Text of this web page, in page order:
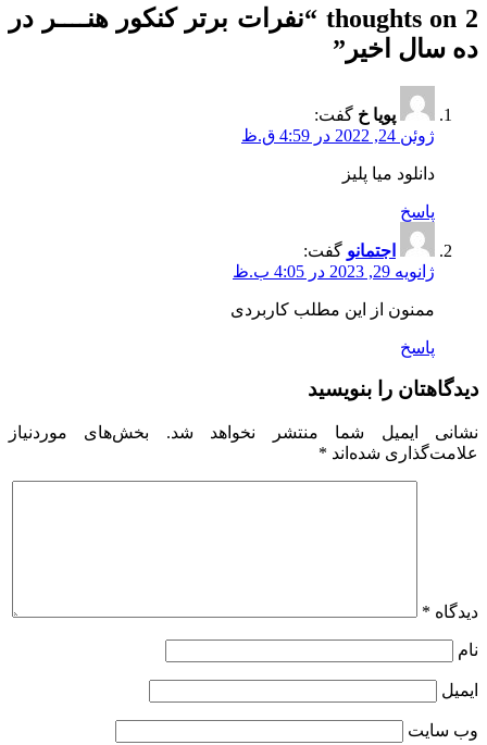
2 thoughts on “
نفرات برتر کنکور هنــــر در
ده سال اخیر ”
پویا خ گفت:
ژوئن 24, 2022 در 4:59 ق.ظ
دانلود میا پلیز
پاسخ
اجتمانو گفت:
ژانویه 29, 2023 در 4:05 ب.ظ
ممنون از این مطلب کاربردی
پاسخ
دیدگاهتان را بنویسید
نشانی ایمیل شما منتشر نخواهد شد.
بخش‌های موردنیاز
علامت‌گذاری شده‌اند *
دیدگاه *
نام
ایمیل
وب‌ سایت